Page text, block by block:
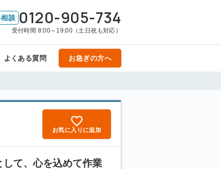
談 0120-905-734
受付時間 8:00～19:00（土日祝も対応）
よくある質問 お急ぎの方へ
お気に入りに追加
て、心を込めて作業